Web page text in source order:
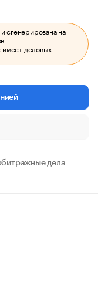
сгенерирована на
имеет деловых
дела